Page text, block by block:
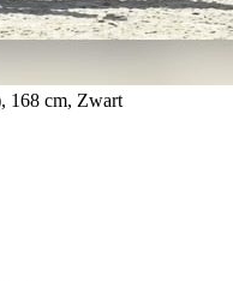
168 cm, Zwart